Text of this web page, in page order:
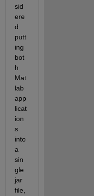
sid
ere
d
putt
ing
bot
h
Mat
lab
app
licat
ion
s
into
a
sin
gle
jar
file,